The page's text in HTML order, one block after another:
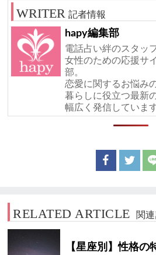
記者情報
hapy編集部
電話占い絆のスタッ
女性のための応援サ
部。
恋愛に関するお悩み
暮らしに役立つ最新
幅広く発信しています
RELATED ARTICLE 関
【星座別】性格の